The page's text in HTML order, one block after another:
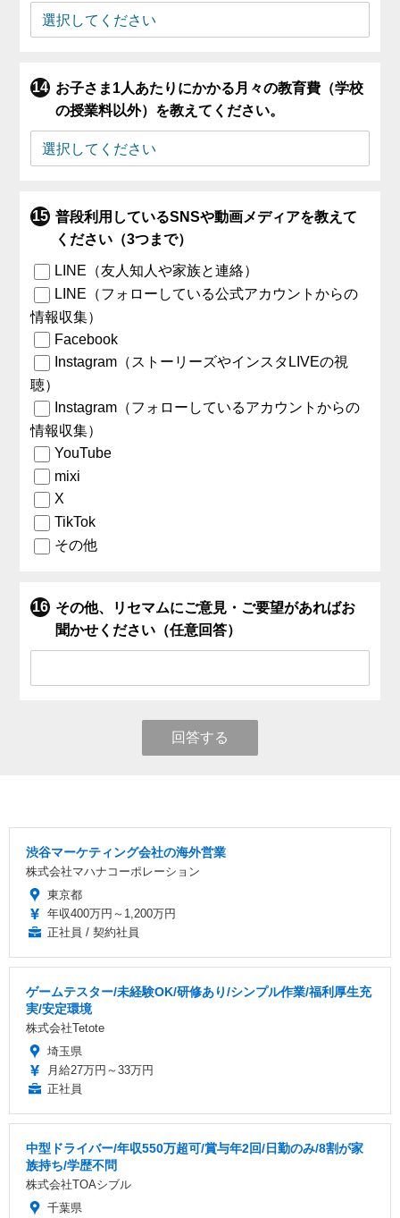
お子さま1人あたりにかかる月々の教育費（学校
の授業料以外）を教えてください。
普段利用しているSNSや動画メディアを教えて
ください（3つまで）
LINE（友人知人や家族と連絡）
LINE（フォローしている公式アカウントからの
情報収集）
Facebook
Instagram（ストーリーズやインスタLIVEの視
聴）
Instagram（フォローしているアカウントからの
情報収集）
YouTube
mixi
X
TikTok
その他
その他、リセマムにご意見・ご要望があればお
聞かせください（任意回答）
回答する
渋谷マーケティング会社の海外営業
株式会社マハナコーポレーション
東京都
年収400万円～1,200万円
正社員 / 契約社員
ゲームテスター/未経験OK/研修あり/シンプル作業/福利厚生充
実/安定環境
株式会社Tetote
埼玉県
月給27万円～33万円
正社員
中型ドライバー/年収550万超可/賞与年2回/日勤のみ/8割が家
族持ち/学歴不問
株式会社TOAシブル
千葉県